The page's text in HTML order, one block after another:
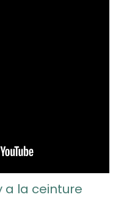
a la ceinture